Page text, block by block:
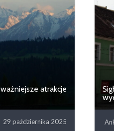
atrakcje
29 października 2025